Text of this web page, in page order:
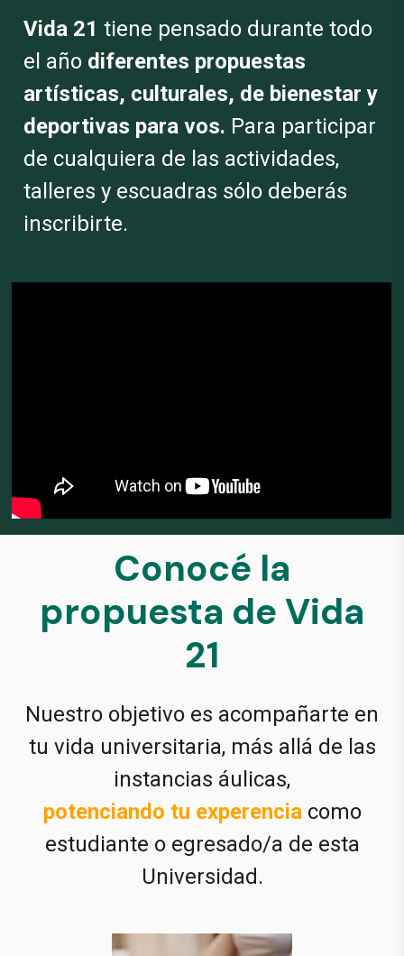
Vida 21 tiene pensado durante todo
el año diferentes propuestas
artísticas, culturales, de bienestar y
deportivas para vos. Para participar
de cualquiera de las actividades,
talleres y escuadras sólo deberás
inscribirte.
Conocé la
propuesta de Vida
21
Nuestro objetivo es acompañarte en
tu vida universitaria, más allá de las
instancias áulicas,
potenciando tu experencia como
estudiante o egresado/a de esta
Universidad.